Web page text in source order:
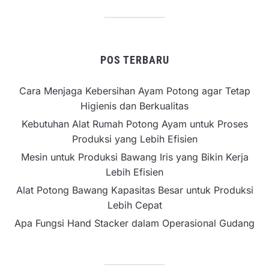
POS TERBARU
Cara Menjaga Kebersihan Ayam Potong agar Tetap
Higienis dan Berkualitas
Kebutuhan Alat Rumah Potong Ayam untuk Proses
Produksi yang Lebih Efisien
Mesin untuk Produksi Bawang Iris yang Bikin Kerja
Lebih Efisien
Alat Potong Bawang Kapasitas Besar untuk Produksi
Lebih Cepat
Apa Fungsi Hand Stacker dalam Operasional Gudang